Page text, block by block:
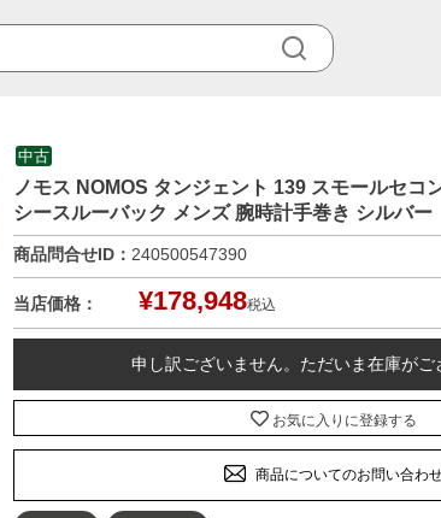
中古
ノモス NOMOS タンジェント 139 スモールセコ
シースルーバック メンズ 腕時計手巻き シルバー
商品問合せID： 240500547390
当店価格： ¥178,948税込
申し訳ございません。ただいま在庫がご
お気に入りに登録する
商品についてのお問い合わ